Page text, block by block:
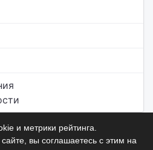
и метрики рейтинга.
вы соглашаетесь с этим на